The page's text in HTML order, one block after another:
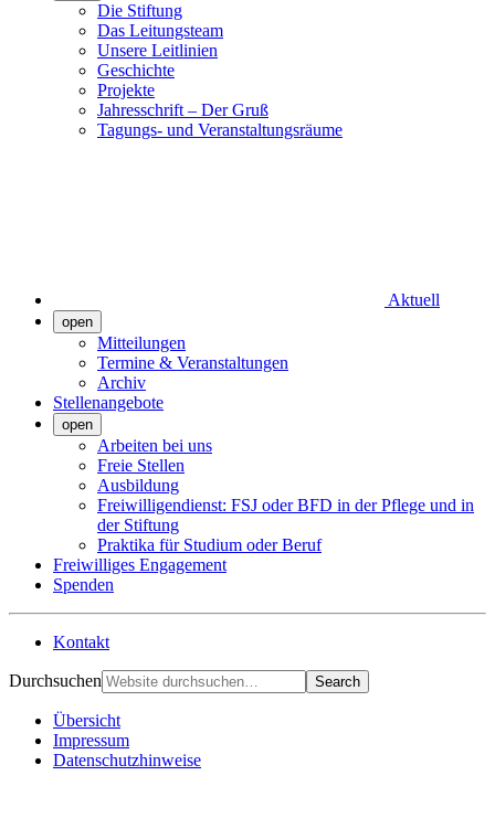
Die Stiftung
Das Leitungsteam
Unsere Leitlinien
Geschichte
Projekte
Jahresschrift – Der Gruß
Tagungs- und Veranstaltungsräume
Aktuell
open
Mitteilungen
Termine & Veranstaltungen
Archiv
Stellenangebote
open
Arbeiten bei uns
Freie Stellen
Ausbildung
Freiwilligendienst: FSJ oder BFD in der Pflege und in
der Stiftung
Praktika für Studium oder Beruf
Freiwilliges Engagement
Spenden
Kontakt
Durchsuchen Search
Übersicht
Impressum
Datenschutzhinweise